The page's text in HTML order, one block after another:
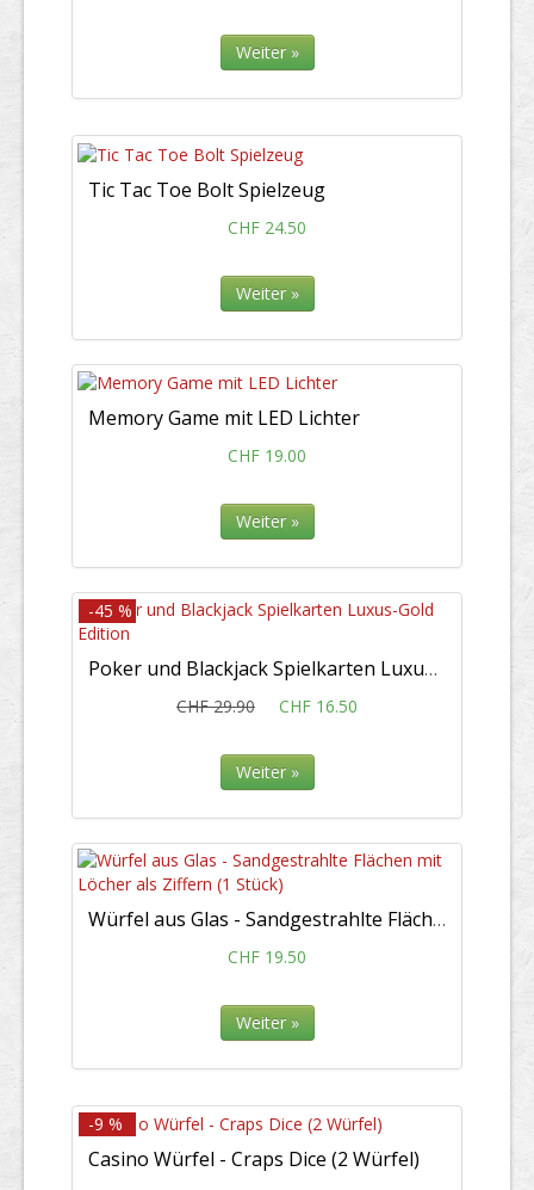
Weiter »
Tic Tac Toe Bolt Spielzeug
CHF 24.50
Weiter »
Memory Game mit LED Lichter
CHF 19.00
Weiter »
-45 %
Poker und Blackjack Spielkarten Luxus-Gold Edition
CHF 29.90 CHF 16.50
Weiter »
Würfel aus Glas - Sandgestrahlte Flächen mit Löcher als Ziffern (1 Stück)
CHF 19.50
Weiter »
-9 %
Casino Würfel - Craps Dice (2 Würfel)